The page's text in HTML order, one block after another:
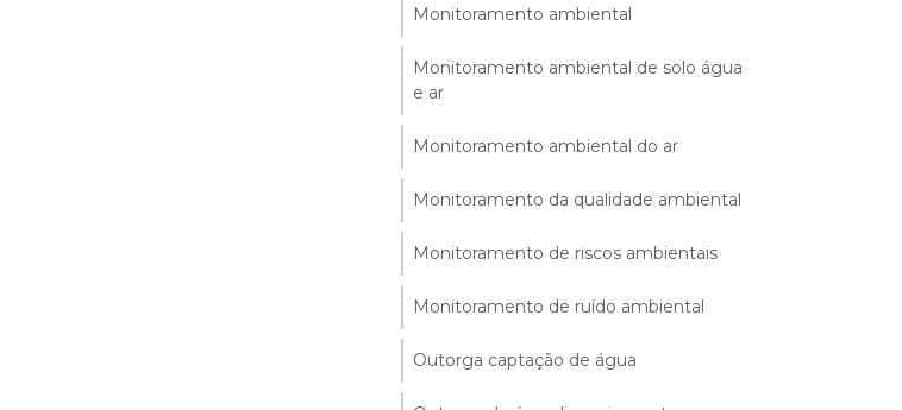
Monitoramento ambiental
Monitoramento ambiental de solo água
e ar
Monitoramento ambiental do ar
Monitoramento da qualidade ambiental
Monitoramento de riscos ambientais
Monitoramento de ruído ambiental
Outorga captação de água